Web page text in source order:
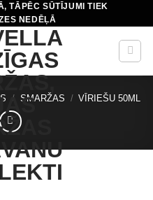
TĀPĒC SŪTĪJUMI TIEK
NEDĒĻĀ
/ SMARŽAS / VĪRIEŠU 50ML